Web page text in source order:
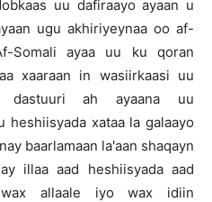
uu dafiraayo ayaan u
ugu akhiriyeynaa oo af-
Somali ayaa uu ku qoran
xaaraan in wasiirkaasi uu
dastuuri ah ayaana uu
heshiisyada xataa la galaayo
baarlamaan la'aan shaqayn
illaa aad heshiisyada aad
wax allaale iyo wax idiin